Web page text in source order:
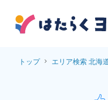
トップ エリア検索 北海